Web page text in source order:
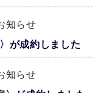
知らせ
が成約しました
知らせ